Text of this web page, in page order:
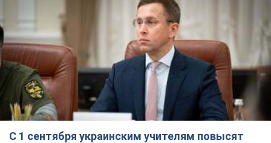
С 1 сентября украинским учителям повысят